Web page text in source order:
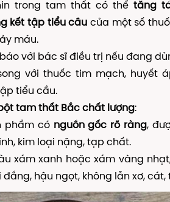
trong tam thất có thể tăng
kết tập tiểu cầu của một số
máu.
với bác sĩ điều trị nếu đang
với thuốc tim mạch, huyết
tiểu cầu.
tam thất Bắc chất lượng:
phẩm có nguồn gốc rõ ràng,
kim loại nặng, tạp chất.
xám xanh hoặc xám vàng
đắng, hậu ngọt, không lẫn xơ,